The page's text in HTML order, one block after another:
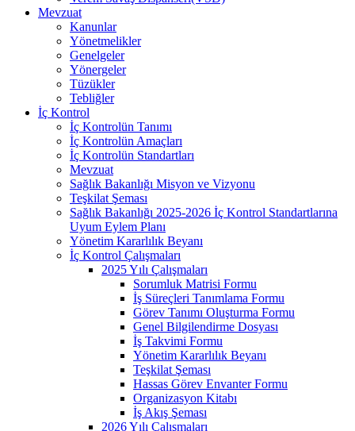
Mevzuat
Kanunlar
Yönetmelikler
Genelgeler
Yönergeler
Tüzükler
Tebliğler
İç Kontrol
İç Kontrolün Tanımı
İç Kontrolün Amaçları
İç Kontrolün Standartları
Mevzuat
Sağlık Bakanlığı Misyon ve Vizyonu
Teşkilat Şeması
Sağlık Bakanlığı 2025-2026 İç Kontrol Standartlarına
Uyum Eylem Planı
Yönetim Kararlılık Beyanı
İç Kontrol Çalışmaları
2025 Yılı Çalışmaları
Sorumluk Matrisi Formu
İş Süreçleri Tanımlama Formu
Görev Tanımı Oluşturma Formu
Genel Bilgilendirme Dosyası
İş Takvimi Formu
Yönetim Kararlılık Beyanı
Teşkilat Şeması
Hassas Görev Envanter Formu
Organizasyon Kitabı
İş Akış Şeması
2026 Yılı Çalışmaları